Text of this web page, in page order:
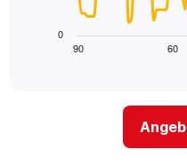
Wochentage
anzeigt.
folgende
Diagramm
90 60
0